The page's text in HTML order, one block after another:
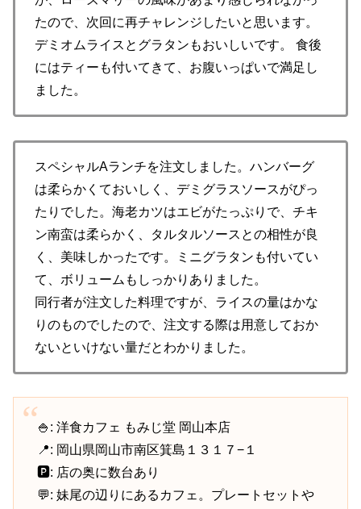
たので、次回に再チャレンジしたいと思います。
デミオムライスとグラタンもおいしいです。 食後
にはティーも付いてきて、お腹いっぱいで満足し
ました。
スペシャルAランチを注文しました。ハンバーグ
は柔らかくておいしく、デミグラスソースがぴっ
たりでした。海老カツはエビがたっぷりで、チキ
ン南蛮は柔らかく、タルタルソースとの相性が良
く、美味しかったです。ミニグラタンも付いてい
て、ボリュームもしっかりありました。
同行者が注文した料理ですが、ライスの量はかな
りのものでしたので、注文する際は用意しておか
ないといけない量だとわかりました。
🍚: 洋食カフェ もみじ堂 岡山本店
📍: 岡山県岡山市南区箕島１３１７−１
🅿️: 店の奥に数台あり
💬: 妹尾の辺りにあるカフェ。プレートセットや